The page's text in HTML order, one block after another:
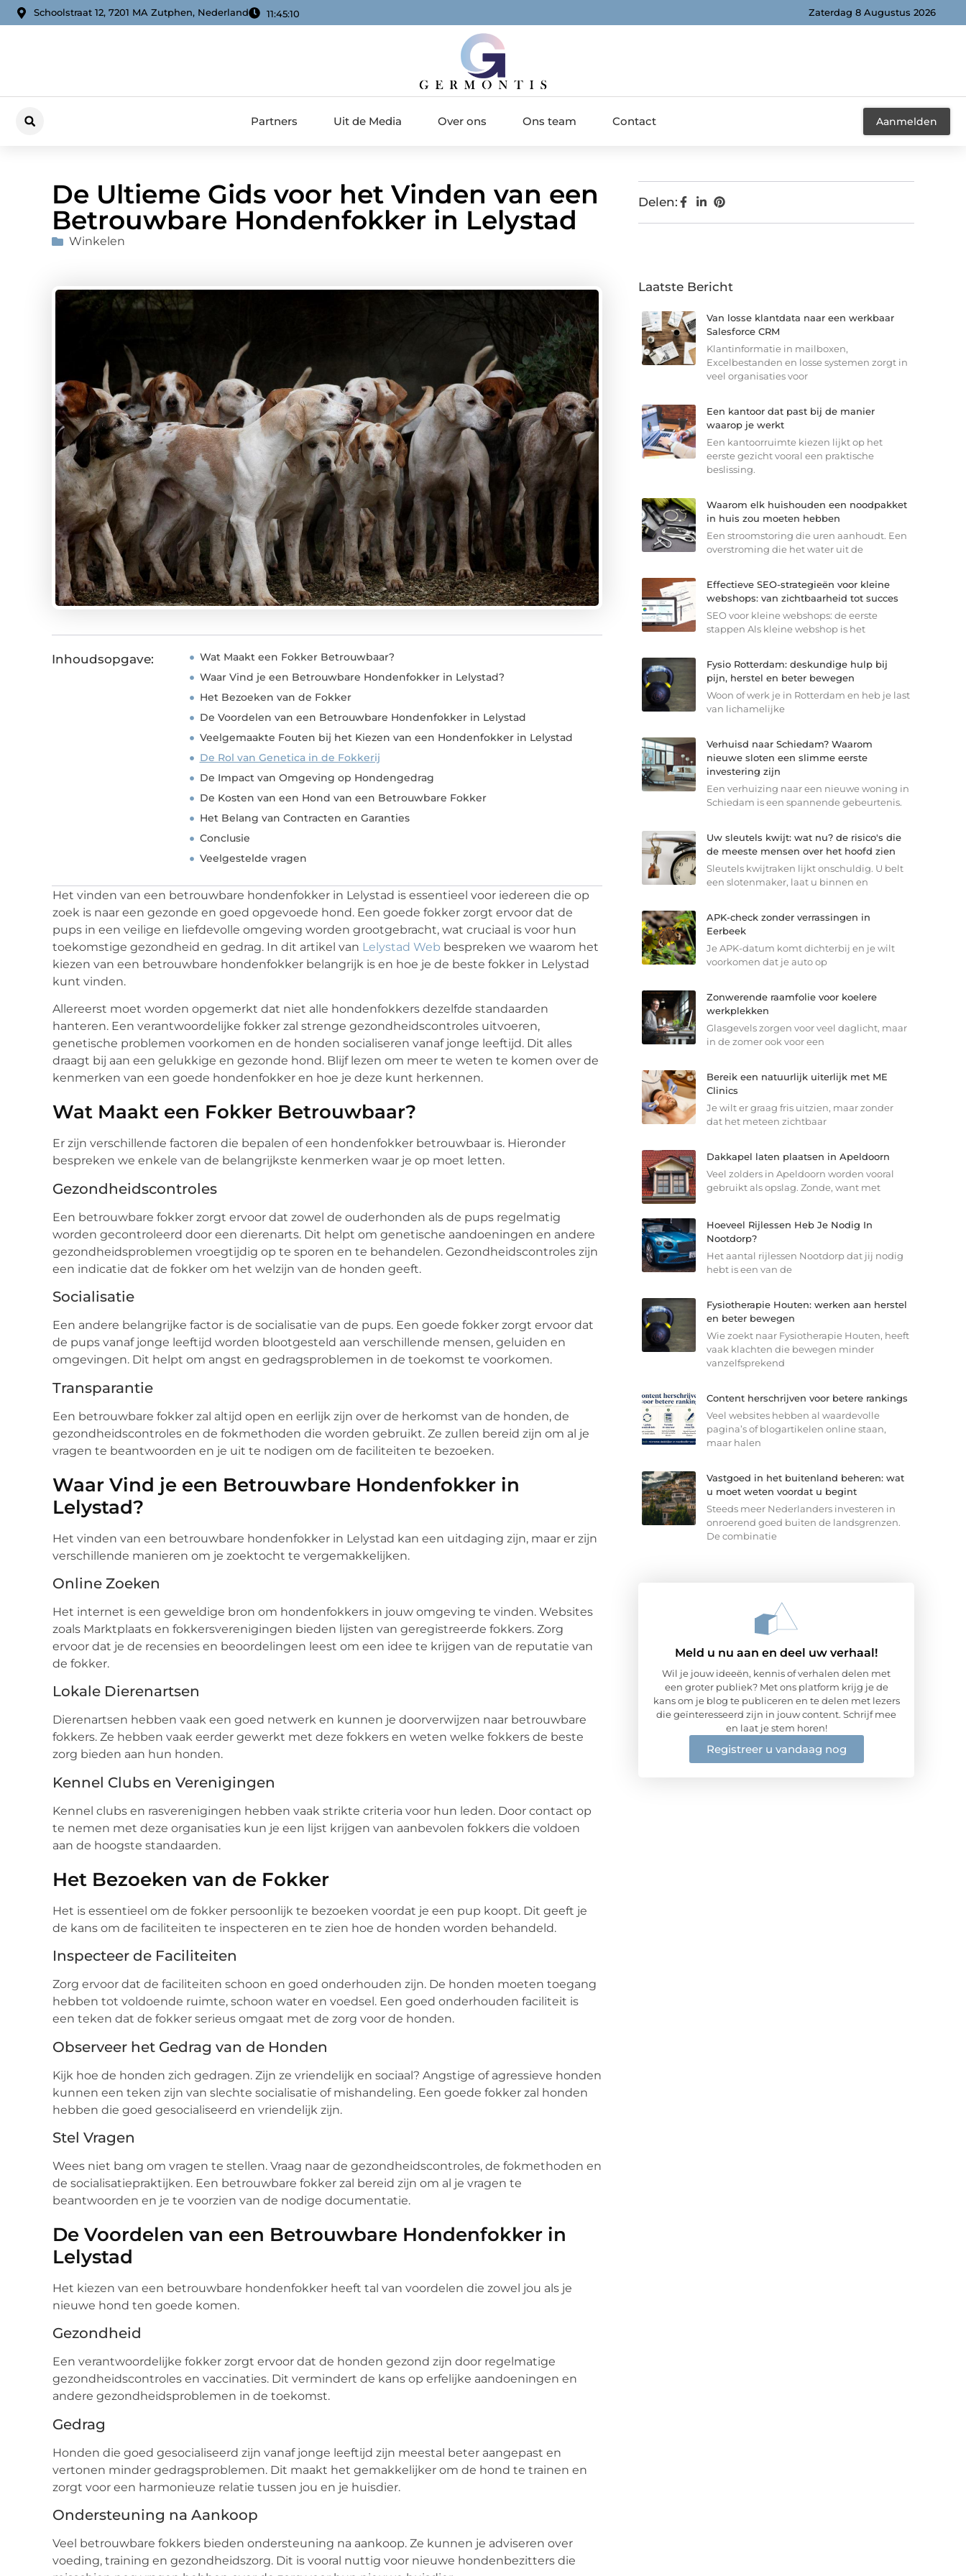
Schoolstraat 12, 7201 MA Zutphen, Nederland 11:45:11 Zaterdag 8 Augustus 2026
Partners Uit de Media Over ons Ons team Contact Aanmelden
De Ultieme Gids voor het Vinden van een
Betrouwbare Hondenfokker in Lelystad
Winkelen
Inhoudsopgave:
Wat Maakt een Fokker Betrouwbaar?
Waar Vind je een Betrouwbare Hondenfokker in Lelystad?
Het Bezoeken van de Fokker
De Voordelen van een Betrouwbare Hondenfokker in Lelystad
Veelgemaakte Fouten bij het Kiezen van een Hondenfokker in Lelystad
De Rol van Genetica in de Fokkerij
De Impact van Omgeving op Hondengedrag
De Kosten van een Hond van een Betrouwbare Fokker
Het Belang van Contracten en Garanties
Conclusie
Veelgestelde vragen
Het vinden van een betrouwbare hondenfokker in Lelystad is essentieel voor iedereen die op
zoek is naar een gezonde en goed opgevoede hond. Een goede fokker zorgt ervoor dat de
pups in een veilige en liefdevolle omgeving worden grootgebracht, wat cruciaal is voor hun
toekomstige gezondheid en gedrag. In dit artikel van Lelystad Web bespreken we waarom het
kiezen van een betrouwbare hondenfokker belangrijk is en hoe je de beste fokker in Lelystad
kunt vinden.
Allereerst moet worden opgemerkt dat niet alle hondenfokkers dezelfde standaarden
hanteren. Een verantwoordelijke fokker zal strenge gezondheidscontroles uitvoeren,
genetische problemen voorkomen en de honden socialiseren vanaf jonge leeftijd. Dit alles
draagt bij aan een gelukkige en gezonde hond. Blijf lezen om meer te weten te komen over de
kenmerken van een goede hondenfokker en hoe je deze kunt herkennen.
Wat Maakt een Fokker Betrouwbaar?
Er zijn verschillende factoren die bepalen of een hondenfokker betrouwbaar is. Hieronder
bespreken we enkele van de belangrijkste kenmerken waar je op moet letten.
Gezondheidscontroles
Een betrouwbare fokker zorgt ervoor dat zowel de ouderhonden als de pups regelmatig
worden gecontroleerd door een dierenarts. Dit helpt om genetische aandoeningen en andere
gezondheidsproblemen vroegtijdig op te sporen en te behandelen. Gezondheidscontroles zijn
een indicatie dat de fokker om het welzijn van de honden geeft.
Socialisatie
Een andere belangrijke factor is de socialisatie van de pups. Een goede fokker zorgt ervoor dat
de pups vanaf jonge leeftijd worden blootgesteld aan verschillende mensen, geluiden en
omgevingen. Dit helpt om angst en gedragsproblemen in de toekomst te voorkomen.
Transparantie
Een betrouwbare fokker zal altijd open en eerlijk zijn over de herkomst van de honden, de
gezondheidscontroles en de fokmethoden die worden gebruikt. Ze zullen bereid zijn om al je
vragen te beantwoorden en je uit te nodigen om de faciliteiten te bezoeken.
Waar Vind je een Betrouwbare Hondenfokker in
Lelystad?
Het vinden van een betrouwbare hondenfokker in Lelystad kan een uitdaging zijn, maar er zijn
verschillende manieren om je zoektocht te vergemakkelijken.
Online Zoeken
Het internet is een geweldige bron om hondenfokkers in jouw omgeving te vinden. Websites
zoals Marktplaats en fokkersverenigingen bieden lijsten van geregistreerde fokkers. Zorg
ervoor dat je de recensies en beoordelingen leest om een idee te krijgen van de reputatie van
de fokker.
Lokale Dierenartsen
Dierenartsen hebben vaak een goed netwerk en kunnen je doorverwijzen naar betrouwbare
fokkers. Ze hebben vaak eerder gewerkt met deze fokkers en weten welke fokkers de beste
zorg bieden aan hun honden.
Kennel Clubs en Verenigingen
Kennel clubs en rasverenigingen hebben vaak strikte criteria voor hun leden. Door contact op
te nemen met deze organisaties kun je een lijst krijgen van aanbevolen fokkers die voldoen
aan de hoogste standaarden.
Het Bezoeken van de Fokker
Het is essentieel om de fokker persoonlijk te bezoeken voordat je een pup koopt. Dit geeft je
de kans om de faciliteiten te inspecteren en te zien hoe de honden worden behandeld.
Inspecteer de Faciliteiten
Zorg ervoor dat de faciliteiten schoon en goed onderhouden zijn. De honden moeten toegang
hebben tot voldoende ruimte, schoon water en voedsel. Een goed onderhouden faciliteit is
een teken dat de fokker serieus omgaat met de zorg voor de honden.
Observeer het Gedrag van de Honden
Kijk hoe de honden zich gedragen. Zijn ze vriendelijk en sociaal? Angstige of agressieve honden
kunnen een teken zijn van slechte socialisatie of mishandeling. Een goede fokker zal honden
hebben die goed gesocialiseerd en vriendelijk zijn.
Stel Vragen
Wees niet bang om vragen te stellen. Vraag naar de gezondheidscontroles, de fokmethoden en
de socialisatiepraktijken. Een betrouwbare fokker zal bereid zijn om al je vragen te
beantwoorden en je te voorzien van de nodige documentatie.
De Voordelen van een Betrouwbare Hondenfokker in
Lelystad
Het kiezen van een betrouwbare hondenfokker heeft tal van voordelen die zowel jou als je
nieuwe hond ten goede komen.
Gezondheid
Een verantwoordelijke fokker zorgt ervoor dat de honden gezond zijn door regelmatige
gezondheidscontroles en vaccinaties. Dit vermindert de kans op erfelijke aandoeningen en
andere gezondheidsproblemen in de toekomst.
Gedrag
Honden die goed gesocialiseerd zijn vanaf jonge leeftijd zijn meestal beter aangepast en
vertonen minder gedragsproblemen. Dit maakt het gemakkelijker om de hond te trainen en
zorgt voor een harmonieuze relatie tussen jou en je huisdier.
Ondersteuning na Aankoop
Veel betrouwbare fokkers bieden ondersteuning na aankoop. Ze kunnen je adviseren over
voeding, training en gezondheidszorg. Dit is vooral nuttig voor nieuwe hondenbezitters die
Delen:
Laatste Bericht
Van losse klantdata naar een werkbaar
Salesforce CRM
Klantinformatie in mailboxen,
Excelbestanden en losse systemen zorgt in
veel organisaties voor
Een kantoor dat past bij de manier
waarop je werkt
Een kantoorruimte kiezen lijkt op het
eerste gezicht vooral een praktische
beslissing.
Waarom elk huishouden een noodpakket
in huis zou moeten hebben
Een stroomstoring die uren aanhoudt. Een
overstroming die het water uit de
Effectieve SEO-strategieën voor kleine
webshops: van zichtbaarheid tot succes
SEO voor kleine webshops: de eerste
stappen Als kleine webshop is het
Fysio Rotterdam: deskundige hulp bij
pijn, herstel en beter bewegen
Woon of werk je in Rotterdam en heb je last
van lichamelijke
Verhuisd naar Schiedam? Waarom
nieuwe sloten een slimme eerste
investering zijn
Een verhuizing naar een nieuwe woning in
Schiedam is een spannende gebeurtenis.
Uw sleutels kwijt: wat nu? de risico's die
de meeste mensen over het hoofd zien
Sleutels kwijtraken lijkt onschuldig. U belt
een slotenmaker, laat u binnen en
APK-check zonder verrassingen in
Eerbeek
Je APK-datum komt dichterbij en je wilt
voorkomen dat je auto op
Zonwerende raamfolie voor koelere
werkplekken
Glasgevels zorgen voor veel daglicht, maar
in de zomer ook voor een
Bereik een natuurlijk uiterlijk met ME
Clinics
Je wilt er graag fris uitzien, maar zonder
dat het meteen zichtbaar
Dakkapel laten plaatsen in Apeldoorn
Veel zolders in Apeldoorn worden vooral
gebruikt als opslag. Zonde, want met
Hoeveel Rijlessen Heb Je Nodig In
Nootdorp?
Het aantal rijlessen Nootdorp dat jij nodig
hebt is een van de
Fysiotherapie Houten: werken aan herstel
en beter bewegen
Wie zoekt naar Fysiotherapie Houten, heeft
vaak klachten die bewegen minder
vanzelfsprekend
Content herschrijven voor betere rankings
Veel websites hebben al waardevolle
pagina’s of blogartikelen online staan,
maar halen
Vastgoed in het buitenland beheren: wat
u moet weten voordat u begint
Steeds meer Nederlanders investeren in
onroerend goed buiten de landsgrenzen.
De combinatie
Meld u nu aan en deel uw verhaal!
Wil je jouw ideeën, kennis of verhalen delen met
een groter publiek? Met ons platform krijg je de
kans om je blog te publiceren en te delen met lezers
die geïnteresseerd zijn in jouw content. Schrijf mee
en laat je stem horen!
Registreer u vandaag nog